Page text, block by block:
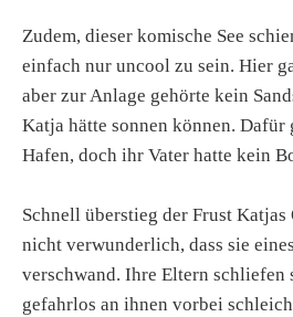
Zudem, dieser komische See
einfach nur uncool zu sein. Hier
aber zur Anlage gehörte kein
Katja hätte sonnen können. Dafür
Hafen, doch ihr Vater hatte kein
Schnell überstieg der Frust Katjas
nicht verwunderlich, dass sie
verschwand. Ihre Eltern schliefen
gefahrlos an ihnen vorbei